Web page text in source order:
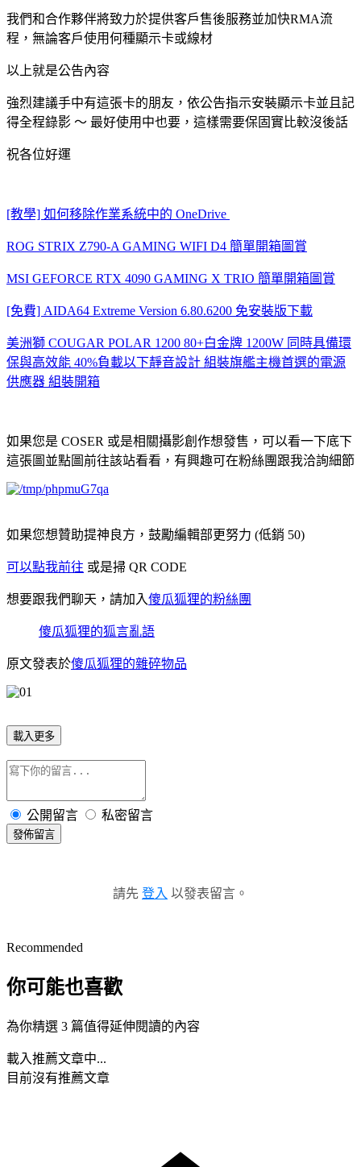
我們和合作夥伴將致力於提供客戶售後服務並加快RMA流
程，無論客戶使用何種顯示卡或線材
以上就是公告內容
強烈建議手中有這張卡的朋友，依公告指示安裝顯示卡並且記
得全程錄影 ～ 最好使用中也要，這樣需要保固實比較沒後話
祝各位好運
[教學] 如何移除作業系統中的 OneDrive
ROG STRIX Z790-A GAMING WIFI D4 簡單開箱圖賞
MSI GEFORCE RTX 4090 GAMING X TRIO 簡單開箱圖賞
[免費] AIDA64 Extreme Version 6.80.6200 免安裝版下載
美洲獅 COUGAR POLAR 1200 80+白金牌 1200W 同時具備環
保與高效能 40%負載以下靜音設計 組裝旗艦主機首選的電源
供應器 組裝開箱
如果您是 COSER 或是相關攝影創作想發售，可以看一下底下
這張圖並點圖前往該站看看，有興趣可在粉絲團跟我洽詢細節
如果您想贊助提神良方，鼓勵編輯部更努力 (低銷 50)
可以點我前往 或是掃 QR CODE
想要跟我們聊天，請加入傻瓜狐狸的粉絲團
傻瓜狐狸的狐言亂語
原文發表於傻瓜狐狸的雜碎物品
載入更多
公開留言 私密留言
發佈留言
請先 登入 以發表留言。
Recommended
你可能也喜歡
為你精選 3 篇值得延伸閱讀的內容
載入推薦文章中...
目前沒有推薦文章